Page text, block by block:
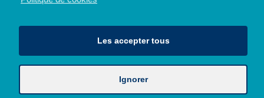
Avec le soutien de la Province de Liège
Les accepter tous
Ignorer